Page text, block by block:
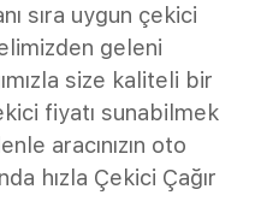
sıra uygun çekici
geleni
size kaliteli bir
fiyatı sunabilmek
aracınızın oto
hızla Çekici Çağır